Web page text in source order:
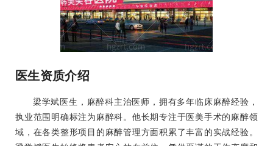
医生资质介绍
梁学斌医生，麻醉科主治医师，拥有多年临床麻醉经验，
执业范围明确标注为麻醉科。他长期专注于医美手术的麻醉领
域，在各类整形项目的麻醉管理方面积累了丰富的实战经验。